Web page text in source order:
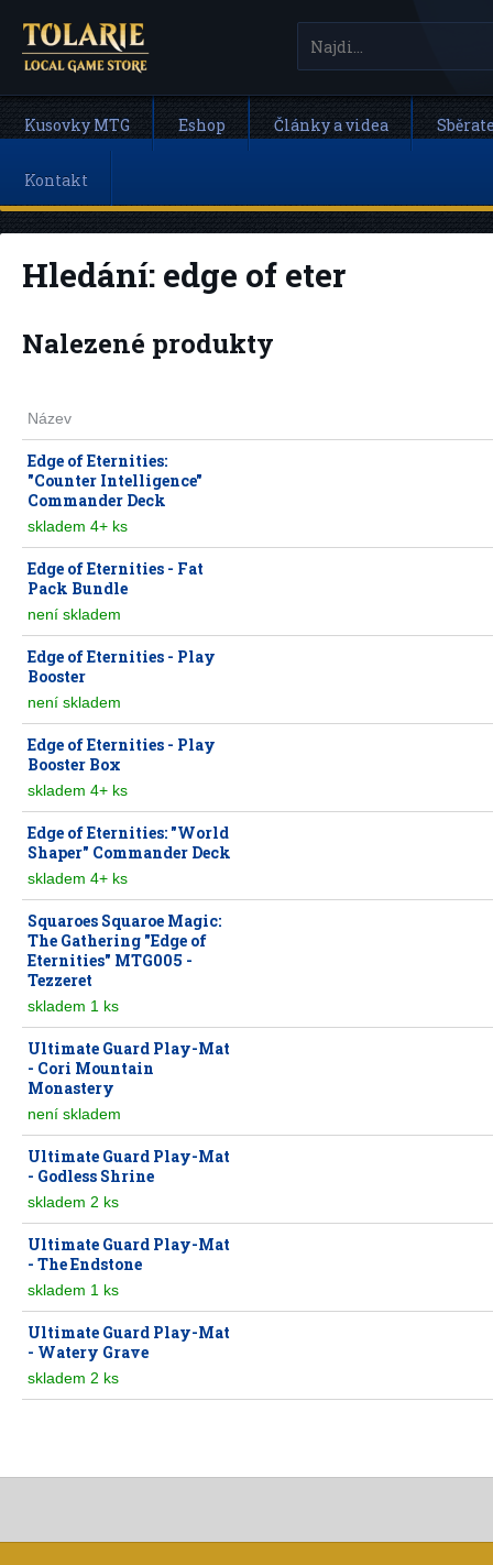
Kusovky MTG Eshop Články a videa
Kontakt
Hledání: edge of eter
Nalezené produkty
Název
Edge of Eternities:
"Counter Intelligence"
Commander Deck
skladem 4+ ks
Edge of Eternities - Fat
Pack Bundle
není skladem
Edge of Eternities - Play
Booster
není skladem
Edge of Eternities - Play
Booster Box
skladem 4+ ks
Edge of Eternities: "World
Shaper" Commander Deck
skladem 4+ ks
Squaroes Squaroe Magic:
The Gathering "Edge of
Eternities" MTG005 -
Tezzeret
skladem 1 ks
Ultimate Guard Play-Mat
- Cori Mountain
Monastery
není skladem
Ultimate Guard Play-Mat
- Godless Shrine
skladem 2 ks
Ultimate Guard Play-Mat
- The Endstone
skladem 1 ks
Ultimate Guard Play-Mat
- Watery Grave
skladem 2 ks